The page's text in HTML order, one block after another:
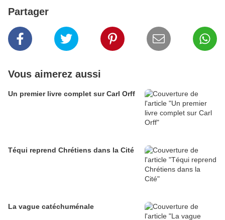
Partager
Vous aimerez aussi
Un premier livre complet sur Carl Orff
Téqui reprend Chrétiens dans la Cité
La vague catéchuménale